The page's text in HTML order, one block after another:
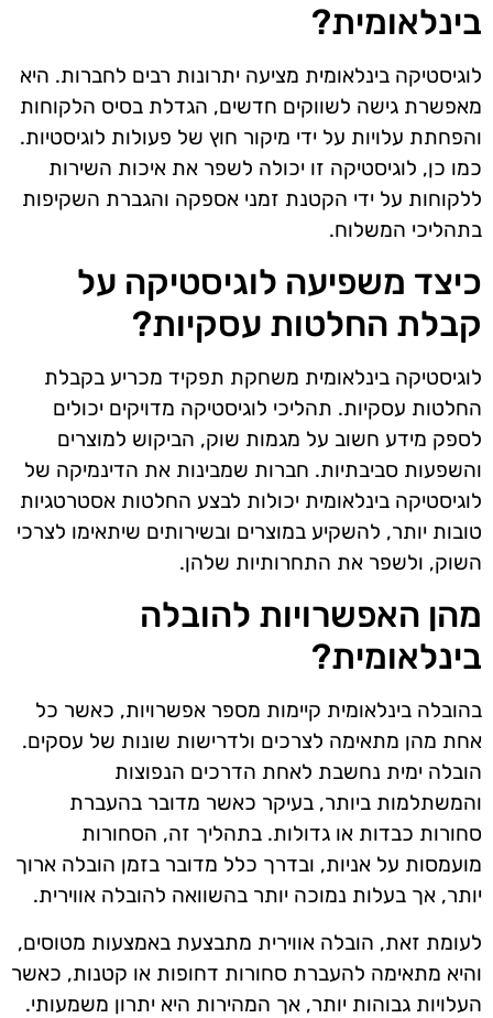
בינלאומית?
לוגיסטיקה בינלאומית מציעה יתרונות רבים לחברות. היא
מאפשרת גישה לשווקים חדשים, הגדלת בסיס הלקוחות
והפחתת עלויות על ידי מיקור חוץ של פעולות לוגיסטיות.
כמו כן, לוגיסטיקה זו יכולה לשפר את איכות השירות
ללקוחות על ידי הקטנת זמני אספקה והגברת השקיפות
בתהליכי המשלוח.
כיצד משפיעה לוגיסטיקה על
קבלת החלטות עסקיות?
לוגיסטיקה בינלאומית משחקת תפקיד מכריע בקבלת
החלטות עסקיות. תהליכי לוגיסטיקה מדויקים יכולים
לספק מידע חשוב על מגמות שוק, הביקוש למוצרים
והשפעות סביבתיות. חברות שמבינות את הדינמיקה של
לוגיסטיקה בינלאומית יכולות לבצע החלטות אסטרטגיות
טובות יותר, להשקיע במוצרים ובשירותים שיתאימו לצרכי
השוק, ולשפר את התחרותיות שלהן.
מהן האפשרויות להובלה
בינלאומית?
בהובלה בינלאומית קיימות מספר אפשרויות, כאשר כל
אחת מהן מתאימה לצרכים ולדרישות שונות של עסקים.
הובלה ימית נחשבת לאחת הדרכים הנפוצות
והמשתלמות ביותר, בעיקר כאשר מדובר בהעברת
סחורות כבדות או גדולות. בתהליך זה, הסחורות
מועמסות על אניות, ובדרך כלל מדובר בזמן הובלה ארוך
יותר, אך בעלות נמוכה יותר בהשוואה להובלה אווירית.
לעומת זאת, הובלה אווירית מתבצעת באמצעות מטוסים,
והיא מתאימה להעברת סחורות דחופות או קטנות, כאשר
העלויות גבוהות יותר, אך המהירות היא יתרון משמעותי.